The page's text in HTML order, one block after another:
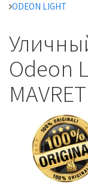
ODEON LIGHT
Odeon
MAVRET